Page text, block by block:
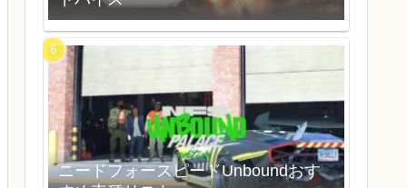
ニードフォースピードUnboundおす